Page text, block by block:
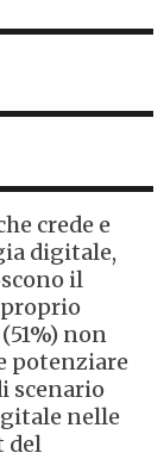
crede e
digitale,
il
non
potenziare
scenario
nelle
del